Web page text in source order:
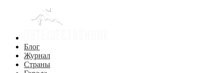
Блог
Журнал
Страны